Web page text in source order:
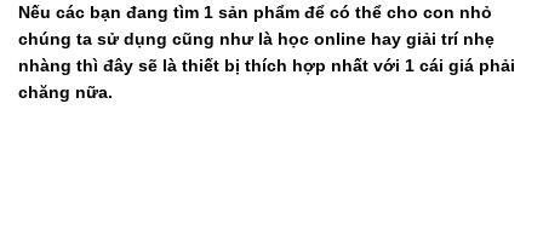
Nếu các bạn đang tìm 1 sản phẩm để có thể cho con nhỏ
chúng ta sử dụng cũng như là học online hay giải trí nhẹ
nhàng thì đây sẽ là thiết bị thích hợp nhất với 1 cái giá phải
chăng nữa.